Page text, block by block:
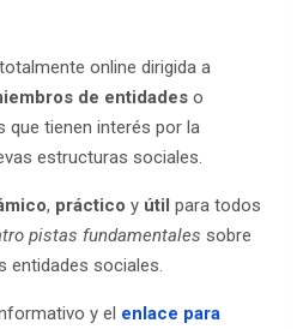
online dirigida a
de entidades o
que tienen interés por la
estructuras sociales.
, práctico y útil para todos
pistas fundamentales sobre
entidades sociales.
y el enlace para